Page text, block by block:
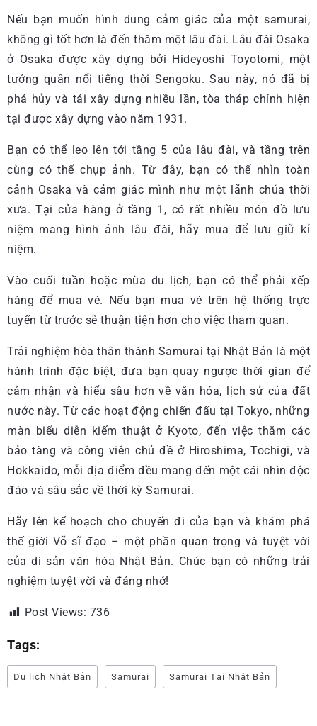
Nếu bạn muốn hình dung cảm giác của một samurai,
không gì tốt hơn là đến thăm một lâu đài. Lâu đài Osaka
ở Osaka được xây dựng bởi Hideyoshi Toyotomi, một
tướng quân nổi tiếng thời Sengoku. Sau này, nó đã bị
phá hủy và tái xây dựng nhiều lần, tòa tháp chính hiện
tại được xây dựng vào năm 1931.
Bạn có thể leo lên tới tầng 5 của lâu đài, và tầng trên
cùng có thể chụp ảnh. Từ đây, bạn có thể nhìn toàn
cảnh Osaka và cảm giác mình như một lãnh chúa thời
xưa. Tại cửa hàng ở tầng 1, có rất nhiều món đồ lưu
niệm mang hình ảnh lâu đài, hãy mua để lưu giữ kỉ
niệm.
Vào cuối tuần hoặc mùa du lịch, bạn có thể phải xếp
hàng để mua vé. Nếu bạn mua vé trên hệ thống trực
tuyến từ trước sẽ thuận tiện hơn cho việc tham quan.
Trải nghiệm hóa thân thành Samurai tại Nhật Bản là một
hành trình đặc biệt, đưa bạn quay ngược thời gian để
cảm nhận và hiểu sâu hơn về văn hóa, lịch sử của đất
nước này. Từ các hoạt động chiến đấu tại Tokyo, những
màn biểu diễn kiếm thuật ở Kyoto, đến việc thăm các
bảo tàng và công viên chủ đề ở Hiroshima, Tochigi, và
Hokkaido, mỗi địa điểm đều mang đến một cái nhìn độc
đáo và sâu sắc về thời kỳ Samurai.
Hãy lên kế hoạch cho chuyến đi của bạn và khám phá
thế giới Võ sĩ đạo – một phần quan trọng và tuyệt vời
của di sản văn hóa Nhật Bản. Chúc bạn có những trải
nghiệm tuyệt vời và đáng nhớ!
Post Views: 736
Tags:
Du lịch Nhật Bản Samurai Samurai Tại Nhật Bản